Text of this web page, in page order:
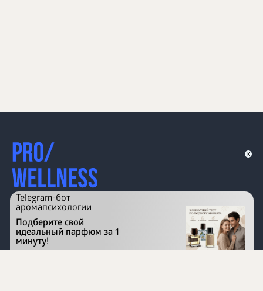
Перейти на сайт
Telegram-бот
аромапсихологии
Подберите свой
идеальный парфюм за 1
минуту!